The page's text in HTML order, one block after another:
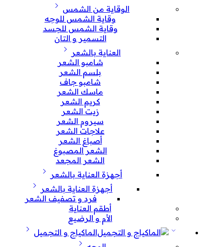
الوقاية من الشمس
وقاية الشمس للوجه
وقاية الشمس للجسد
التسمير و التان
العناية بالشعر
شامبو الشعر
بلسم الشعر
شامبو جاف
ماسك الشعر
كريم الشعر
زيت الشعر
سيروم الشعر
علاجات الشعر
أصباغ الشعر
الشعر المصبوغ
الشعر المجعد
أجهزة العناية بالشعر
أجهزة العناية بالشعر
فرد و تصفيف الشعر
أطقم العناية
الأم و الرضيع
الماكياج و التجميل